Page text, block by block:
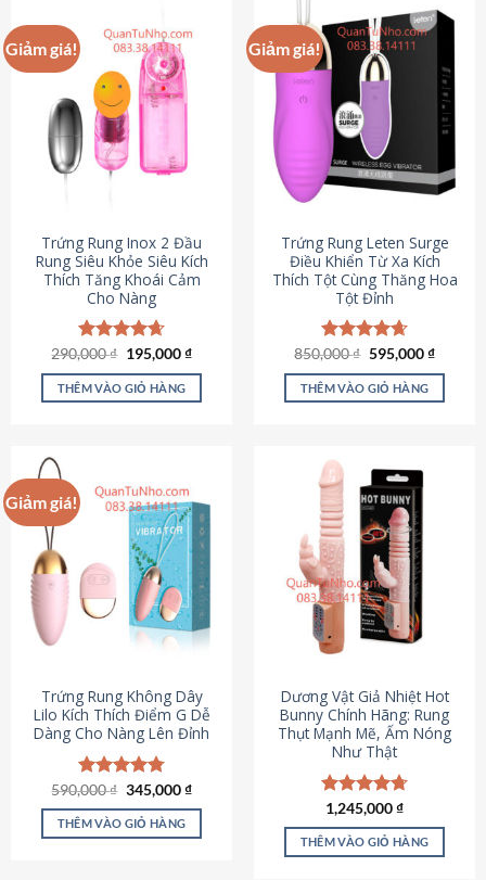
Giảm giá!
Trứng Rung Inox 2 Đầu
Rung Siêu Khỏe Siêu Kích
Thích Tăng Khoái Cảm
Cho Nàng
Được xếp
hạng4.64
5 sao
290,000₫ Giá
là:
290,000 ₫.
195,000₫Giá
tại
THÊM VÀO GIỎ HÀNG
Giảm giá!
Trứng Rung Leten Surge
Điều Khiển Từ Xa Kích
Thích Tột Cùng Thăng Hoa
Tột Đỉnh
Được xếp
hạng4.69
5 sao
850,000₫ Giá
là:
850,000 ₫.
595,000₫Giá
tại
THÊM VÀO GIỎ HÀNG
Giảm giá!
Trứng Rung Không Dây
Lilo Kích Thích Điểm G Dễ
Dàng Cho Nàng Lên Đỉnh
Được xếp
hạng4.79
5 sao
590,000₫ Giá
là:
590,000 ₫.
345,000₫Giá
tại
345,000 ₫.
THÊM VÀO GIỎ HÀNG
Dương Vật Giả Nhiệt Hot
Bunny Chính Hãng: Rung
Thụt Mạnh Mẽ, Ấm Nóng
Như Thật
Được xếp
hạng4.73
5 sao
1,245,000₫
THÊM VÀO GIỎ HÀNG